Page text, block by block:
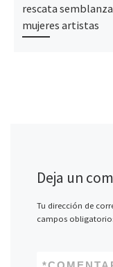
rescata
mujeres artistas
Deja un
Tu dirección de
campos